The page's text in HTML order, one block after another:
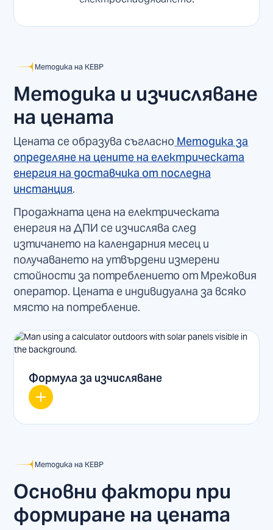
Методика на КЕВР
Методика и изчисляване
на цената
Цената се образува съгласно Методика за
определяне на цените на електрическата
енергия на доставчика от последна
инстанция.
Продажната цена на електрическата
енергия на ДПИ се изчислява след
изтичането на календарния месец и
получаването на утвърдени измерени
стойности за потреблението от Мрежовия
оператор. Цената е индивидуална за всяко
място на потребление.
Формула за изчисляване
Методика на КЕВР
Основни фактори при
формиране на цената